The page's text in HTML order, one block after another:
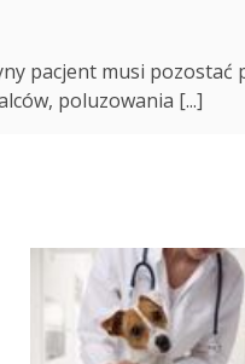
pacjent musi pozostać
poluzowania [...]